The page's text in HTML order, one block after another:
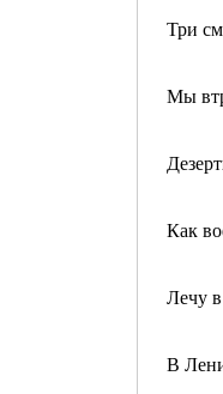
Три
Мы
Как
Лечу
В